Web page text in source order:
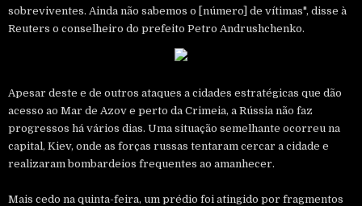
sobreviventes. Ainda não sabemos o [número] de vítimas", disse à
Reuters o conselheiro do prefeito Petro Andrushchenko.
Apesar deste e de outros ataques a cidades estratégicas que dão
acesso ao Mar de Azov e perto da Crimeia, a Rússia não faz
progressos há vários dias. Uma situação semelhante ocorreu na
capital, Kiev, onde as forças russas tentaram cercar a cidade e
realizaram bombardeios frequentes ao amanhecer.
Mais cedo na quinta-feira, um prédio foi atingido por fragmentos